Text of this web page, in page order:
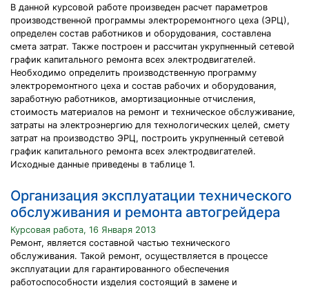
В данной курсовой работе произведен расчет параметров
производственной программы электроремонтного цеха (ЭРЦ),
определен состав работников и оборудования, составлена
смета затрат. Также построен и рассчитан укрупненный сетевой
график капитального ремонта всех электродвигателей.
Необходимо определить производственную программу
электроремонтного цеха и состав рабочих и оборудования,
заработную работников, амортизационные отчисления,
стоимость материалов на ремонт и техническое обслуживание,
затраты на электроэнергию для технологических целей, смету
затрат на производство ЭРЦ, построить укрупненный сетевой
график капитального ремонта всех электродвигателей.
Исходные данные приведены в таблице 1.
Организация эксплуатации технического
обслуживания и ремонта автогрейдера
Курсовая работа, 16 Января 2013
Ремонт, является составной частью технического
обслуживания. Такой ремонт, осуществляется в процессе
эксплуатации для гарантированного обеспечения
работоспособности изделия состоящий в замене и